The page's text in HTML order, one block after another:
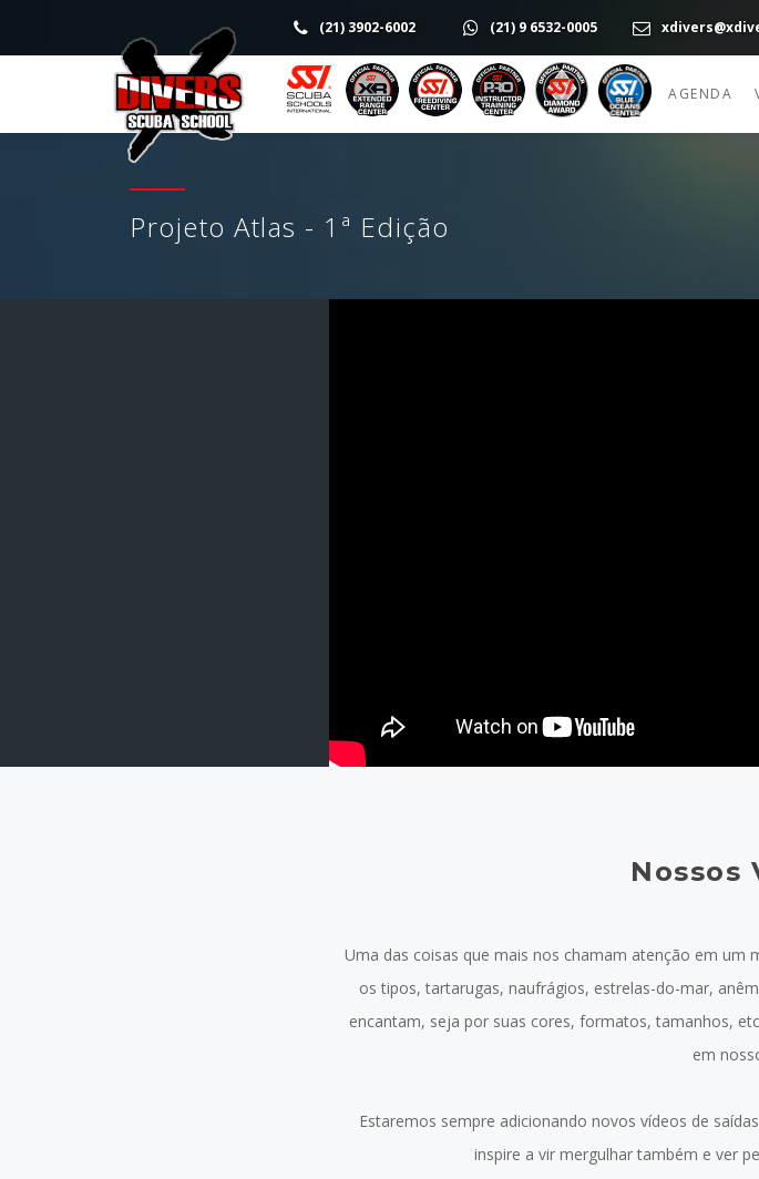
(21) 3902-6002 (21) 9 6532-0005
AGENDA
Projeto Atlas - 1ª Edição
Nossos
Uma das coisas que mais nos chamam atenção em um
os tipos, tartarugas, naufrágios, estrelas-do-mar,
encantam, seja por suas cores, formatos, tamanhos,
em
Estaremos sempre adicionando novos vídeos de
inspire a vir mergulhar também e ver